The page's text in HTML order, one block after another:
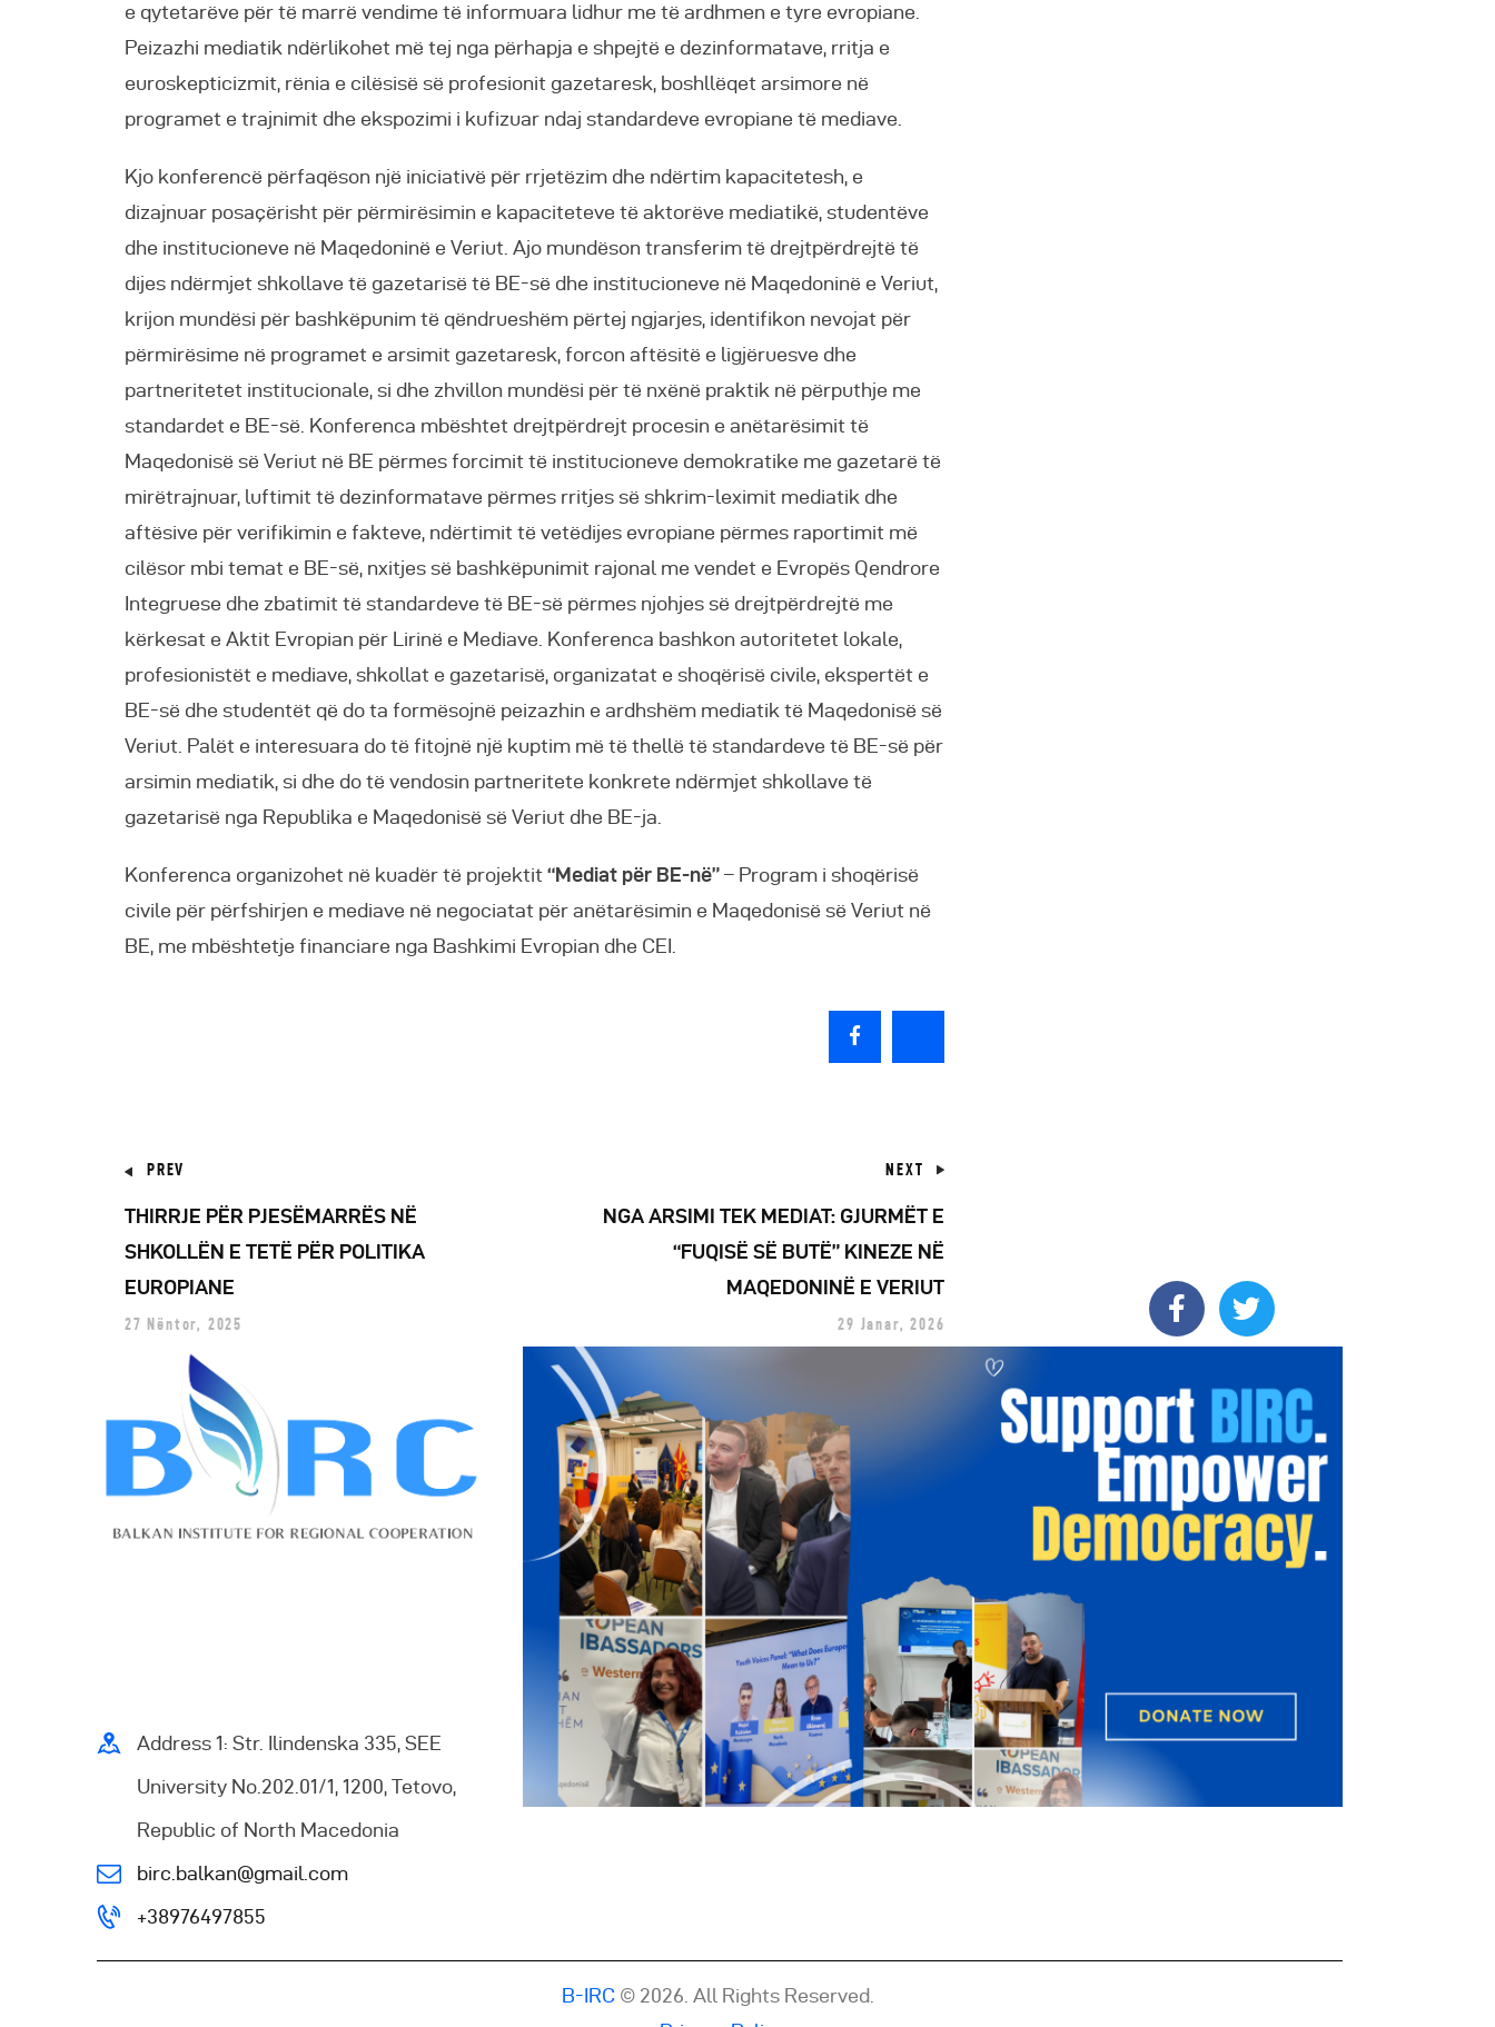
e qytetarëve për të marrë vendime të informuara lidhur me të ardhmen e tyre evropiane.
Peizazhi mediatik ndërlikohet më tej nga përhapja e shpejtë e dezinformatave, rritja e
euroskepticizmit, rënia e cilësisë së profesionit gazetaresk, boshllëqet arsimore në
programet e trajnimit dhe ekspozimi i kufizuar ndaj standardeve evropiane të mediave.
Kjo konferencë përfaqëson një iniciativë për rrjetëzim dhe ndërtim kapacitetesh, e
dizajnuar posaçërisht për përmirësimin e kapaciteteve të aktorëve mediatikë, studentëve
dhe institucioneve në Maqedoninë e Veriut. Ajo mundëson transferim të drejtpërdrejtë të
dijes ndërmjet shkollave të gazetarisë të BE-së dhe institucioneve në Maqedoninë e Veriut,
krijon mundësi për bashkëpunim të qëndrueshëm përtej ngjarjes, identifikon nevojat për
përmirësime në programet e arsimit gazetaresk, forcon aftësitë e ligjëruesve dhe
partneritetet institucionale, si dhe zhvillon mundësi për të nxënë praktik në përputhje me
standardet e BE-së. Konferenca mbështet drejtpërdrejt procesin e anëtarësimit të
Maqedonisë së Veriut në BE përmes forcimit të institucioneve demokratike me gazetarë të
mirëtrajnuar, luftimit të dezinformatave përmes rritjes së shkrim-leximit mediatik dhe
aftësive për verifikimin e fakteve, ndërtimit të vetëdijes evropiane përmes raportimit më
cilësor mbi temat e BE-së, nxitjes së bashkëpunimit rajonal me vendet e Evropës Qendrore
Integruese dhe zbatimit të standardeve të BE-së përmes njohjes së drejtpërdrejtë me
kërkesat e Aktit Evropian për Lirinë e Mediave. Konferenca bashkon autoritetet lokale,
profesionistët e mediave, shkollat e gazetarisë, organizatat e shoqërisë civile, ekspertët e
BE-së dhe studentët që do ta formësojnë peizazhin e ardhshëm mediatik të Maqedonisë së
Veriut. Palët e interesuara do të fitojnë një kuptim më të thellë të standardeve të BE-së për
arsimin mediatik, si dhe do të vendosin partneritete konkrete ndërmjet shkollave të
gazetarisë nga Republika e Maqedonisë së Veriut dhe BE-ja.
Konferenca organizohet në kuadër të projektit “Mediat për BE-në” – Program i shoqërisë
civile për përfshirjen e mediave në negociatat për anëtarësimin e Maqedonisë së Veriut në
BE, me mbështetje financiare nga Bashkimi Evropian dhe CEI.
PREV
THIRRJE PËR PJESËMARRËS NË
SHKOLLËN E TETË PËR POLITIKA
EUROPIANE
27 Nëntor, 2025
NEXT
NGA ARSIMI TEK MEDIAT: GJURMËT E
“FUQISË SË BUTË” KINEZE NË
MAQEDONINË E VERIUT
29 Janar, 2026
Address 1: Str. Ilindenska 335, SEE
University No.202.01/1, 1200, Tetovo,
Republic of North Macedonia
birc.balkan@gmail.com
+38976497855
B-IRC© 2026. All Rights Reserved.